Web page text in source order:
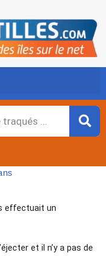
effectuait un
et il n’y a pas de